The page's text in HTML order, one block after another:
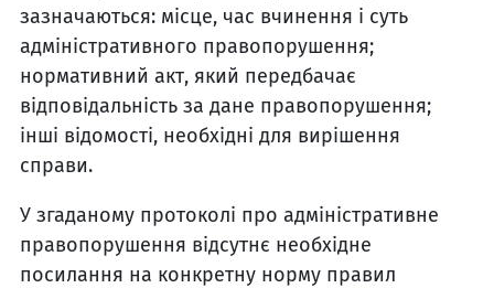
зазначаються: місце, час вчинення і суть
адміністративного правопорушення;
нормативний акт, який передбачає
відповідальність за дане правопорушення;
інші відомості, необхідні для вирішення
справи.
У згаданому протоколі про адміністративне
правопорушення відсутнє необхідне
посилання на конкретну норму правил